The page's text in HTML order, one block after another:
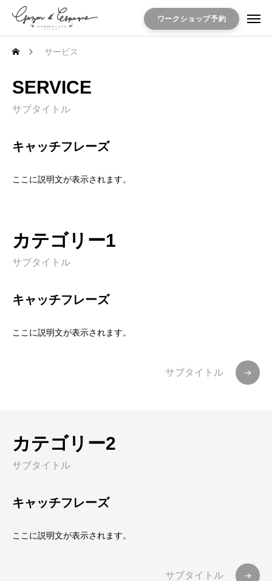
ワークショップ予約
サービス
SERVICE
サブタイトル
キャッチフレーズ
ここに説明文が表示されます。
カテゴリー1
サブタイトル
キャッチフレーズ
ここに説明文が表示されます。
サブタイトル
カテゴリー2
サブタイトル
キャッチフレーズ
ここに説明文が表示されます。
サブタイトル